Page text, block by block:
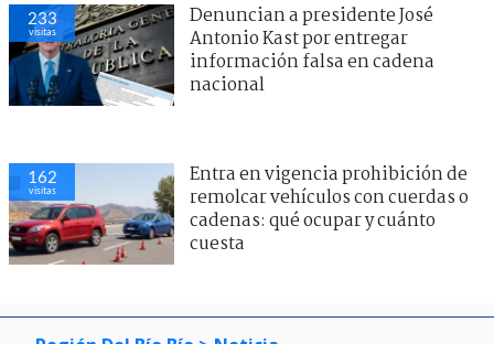
233
visitas
Denuncian a presidente José
Antonio Kast por entregar
información falsa en cadena
nacional
162
visitas
Entra en vigencia prohibición de
remolcar vehículos con cuerdas o
cadenas: qué ocupar y cuánto
cuesta